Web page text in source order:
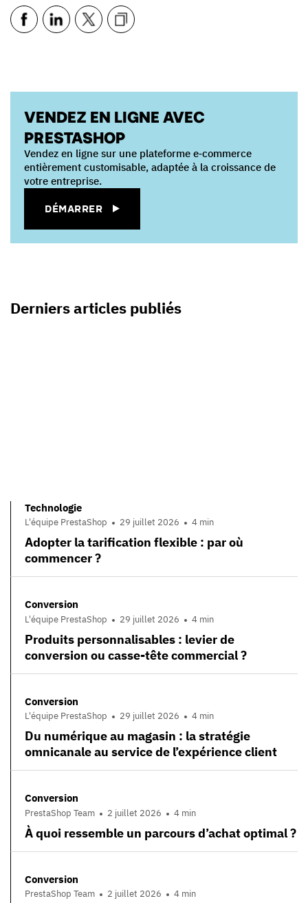
VENDEZ EN LIGNE AVEC
PRESTASHOP
Vendez en ligne sur une plateforme e‑commerce
entièrement customisable, adaptée à la croissance de
votre entreprise.
DÉMARRER
Derniers articles publiés
Technologie
L'équipe PrestaShop 29 juillet 2026 4 min
Adopter la tarification flexible : par où
commencer ?
Conversion
L'équipe PrestaShop 29 juillet 2026 4 min
Produits personnalisables : levier de
conversion ou casse-tête commercial ?
Conversion
L'équipe PrestaShop 29 juillet 2026 4 min
Du numérique au magasin : la stratégie
omnicanale au service de l’expérience client
Conversion
PrestaShop Team 2 juillet 2026 4 min
À quoi ressemble un parcours d’achat optimal ?
Conversion
PrestaShop Team 2 juillet 2026 4 min